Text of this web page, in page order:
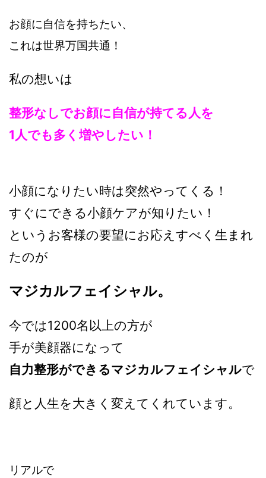
お顔に自信を持ちたい、
これは世界万国共通！
私の想いは
整形なしでお顔に自信が持てる人を
1人でも多く増やしたい！
小顔になりたい時は突然やってくる！
すぐにできる小顔ケアが知りたい！
というお客様の要望にお応えすべく生まれ
たのが
マジカルフェイシャル。
今では1200名以上の方が
手が美顔器になって
自力整形ができるマジカルフェイシャルで
顔と人生を大きく変えてくれています。
リアルで